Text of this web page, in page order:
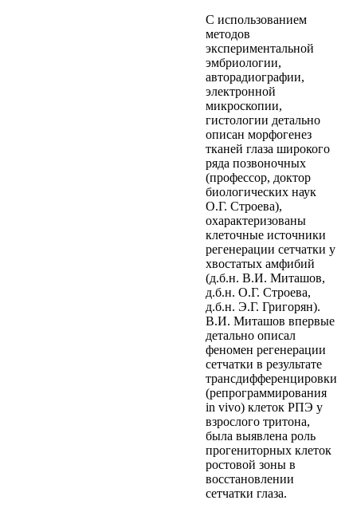
С использованием
методов
экспериментальной
эмбриологии,
авторадиографии,
электронной
микроскопии,
гистологии детально
описан морфогенез
тканей глаза широкого
ряда позвоночных
(профессор, доктор
биологических наук
О.Г. Строева),
охарактеризованы
клеточные источники
регенерации сетчатки у
хвостатых амфибий
(д.б.н. В.И. Миташов,
д.б.н. О.Г. Строева,
д.б.н. Э.Г. Григорян).
В.И. Миташов впервые
детально описал
феномен регенерации
сетчатки в результате
трансдифференцировки
(репрограммирования
in vivo) клеток РПЭ у
взрослого тритона,
была выявлена роль
прогениторных клеток
ростовой зоны в
восстановлении
сетчатки глаза.